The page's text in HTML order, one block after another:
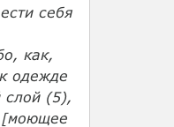
себя
как,
одежде
слой (5),
[моющее